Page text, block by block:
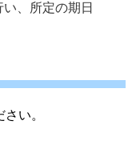
、所定の期日
い。